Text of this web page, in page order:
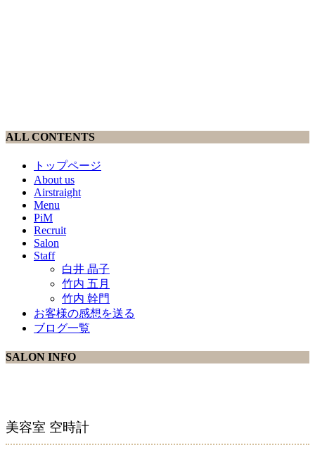
ALL CONTENTS
トップページ
About us
Airstraight
Menu
PiM
Recruit
Salon
Staff
白井 晶子
竹内 五月
竹内 幹門
お客様の感想を送る
ブログ一覧
SALON INFO
美容室 空時計